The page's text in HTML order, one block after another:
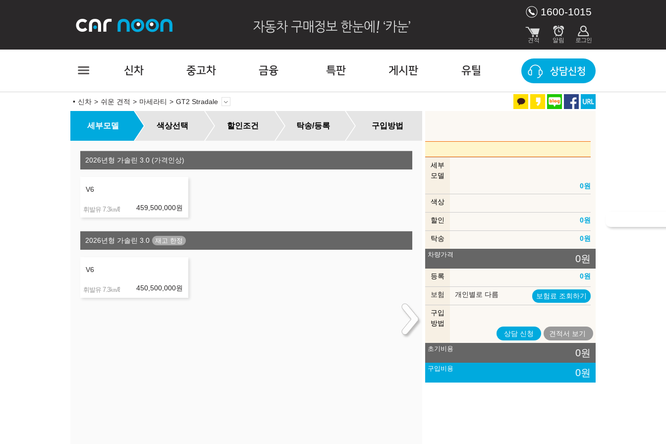
1600-1015
신차 중고차 금융 특판 게시판 유틸 상담신청
신차 쉬운 견적 마세라티 GT2 Stradale
세부모델 색상선택 할인조건 탁송/등록 구입방법
2026년형 가솔린 3.0 (가격인상)
V6
휘발유 7.3㎞/ℓ 459,500,000원
2026년형 가솔린 3.0
V6
휘발유 7.3㎞/ℓ 450,500,000원
외장 색상
색상은 세부모델에 따라 적용되지 않는 것이 포함되어 있을 수 있으며, 내장색상
이 제한 될 수도 있습니다. 구매시 판매 가능한지 먼저 확인해 주시기 바랍니다.
세부
모델
0원
색상
할인 0원
탁송 0원
차량가격 0원
등록 0원
보험 개인별로 다름 보험료 조회하기
구입
방법
초기비용 0원
구입비용 0원
상담 신청 견적서 보기